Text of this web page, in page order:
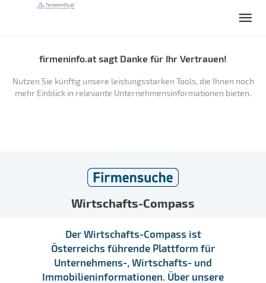
firmeninfo.at sagt Danke für Ihr Vertrauen!
Nutzen Sie künftig unsere leistungsstarken Tools, die Ihnen noch
mehr Einblick in relevante Unternehmensinformationen bieten.
Wirtschafts-Compass
Der Wirtschafts-Compass ist
Österreichs führende Plattform für
Unternehmens-, Wirtschafts- und
Immobilieninformationen. Über unsere